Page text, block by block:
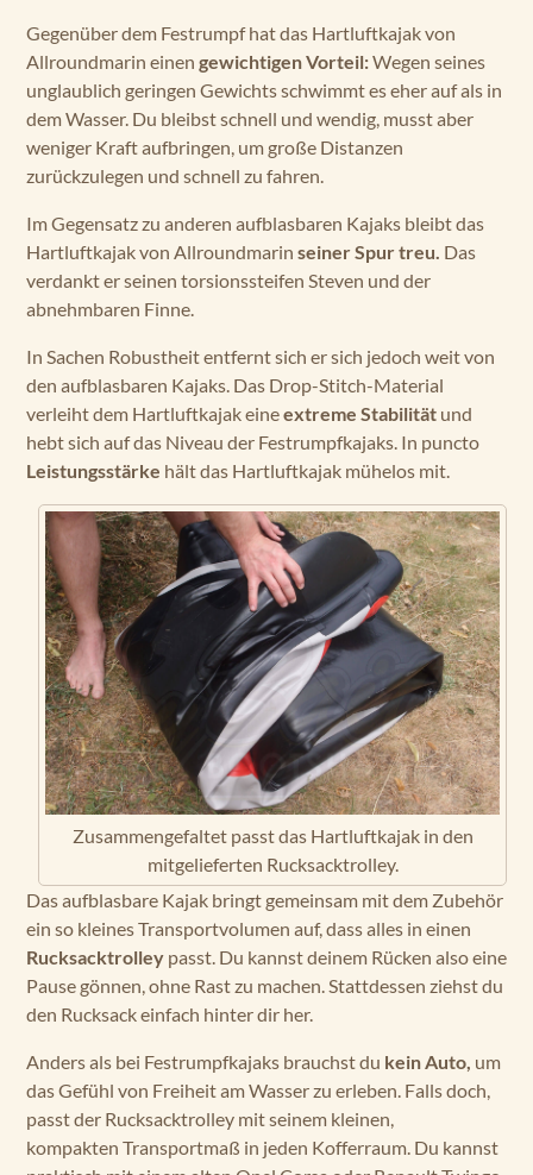
Gegenüber dem Festrumpf hat das Hartluftkajak von
Allroundmarin einen gewichtigen Vorteil:Wegen seines
unglaublich geringen Gewichts schwimmt es eher auf als in
dem Wasser. Du bleibst schnell und wendig, musst aber
weniger Kraft aufbringen, um große Distanzen
zurückzulegen und schnell zu fahren.
Im Gegensatz zu anderen aufblasbaren Kajaks bleibt das
Hartluftkajak von Allroundmarin seiner Spur treu. Das
verdankt er seinen torsionssteifen Steven und der
abnehmbaren Finne.
In Sachen Robustheit entfernt sich er sich jedoch weit von
den aufblasbaren Kajaks. Das Drop-Stitch-Material
verleiht dem Hartluftkajak eineextreme Stabilität und
hebt sich auf das Niveau der Festrumpfkajaks. In puncto
Leistungsstärke hält das Hartluftkajak mühelos mit.
Zusammengefaltet passt das Hartluftkajak in den
mitgelieferten Rucksacktrolley.
Das aufblasbare Kajak bringt gemeinsam mit dem Zubehör
ein so kleines Transportvolumen auf, dass alles in einen
Rucksacktrolley passt. Du kannst deinem Rücken also eine
Pause gönnen, ohne Rast zu machen. Stattdessen ziehst du
den Rucksack einfach hinter dir her.
Anders als bei Festrumpfkajaks brauchst du kein Auto, um
das Gefühl von Freiheit am Wasser zu erleben. Falls doch,
passt der Rucksacktrolley mit seinem kleinen,
kompakten Transportmaß in jeden Kofferraum. Du kannst